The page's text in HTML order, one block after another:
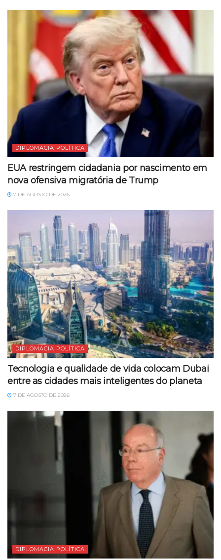
DIPLOMACIA POLÍTICA
EUA restringem cidadania por nascimento em
nova ofensiva migratória de Trump
7 DE AGOSTO DE 2026
DIPLOMACIA POLÍTICA
Tecnologia e qualidade de vida colocam Dubai
entre as cidades mais inteligentes do planeta
7 DE AGOSTO DE 2026
DIPLOMACIA POLÍTICA